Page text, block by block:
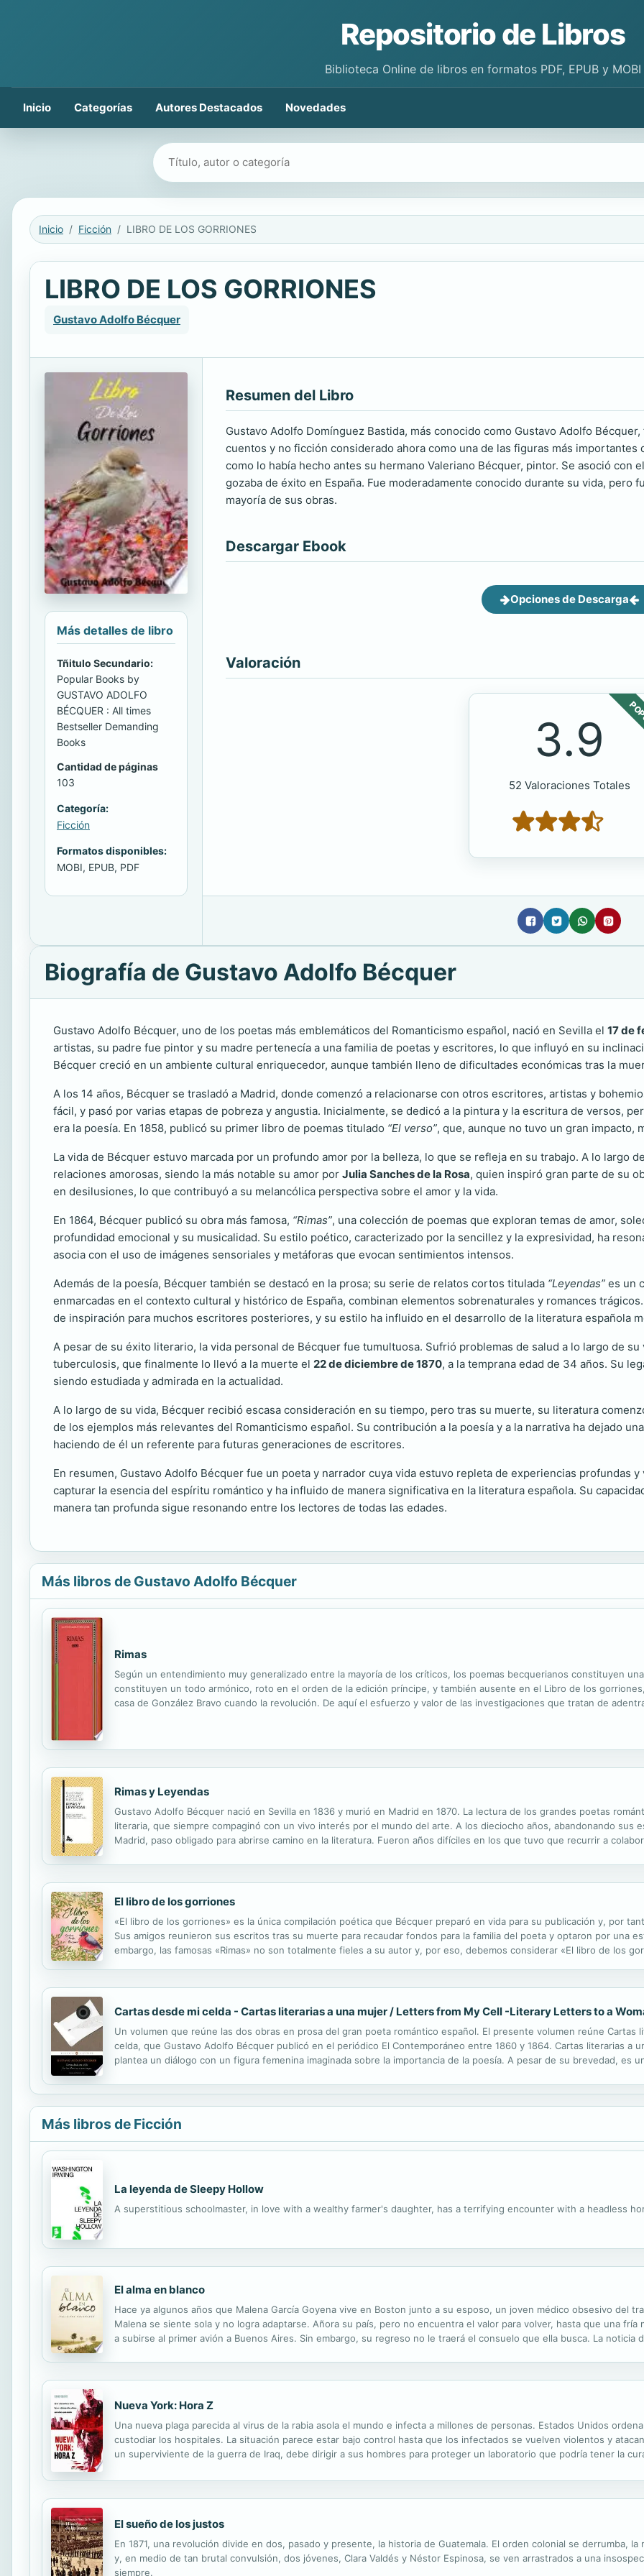
Repositorio de Libros
Biblioteca Online de libros en formatos PDF, EPUB y MOBI
Inicio Categorías Autores Destacados Novedades
Buscar libros
Inicio Ficción LIBRO DE LOS GORRIONES
LIBRO DE LOS GORRIONES
Gustavo Adolfo Bécquer
Más detalles de libro
Tñitulo Secundario:
Popular Books by
GUSTAVO ADOLFO
BÉCQUER : All times
Bestseller Demanding
Books
Cantidad de páginas
103
Categoría:
Ficción
Formatos disponibles:
MOBI, EPUB, PDF
Resumen del Libro
Gustavo Adolfo Domínguez Bastida, más conocido como Gustavo Adolfo
cuentos y no ficción considerado ahora como una de las figuras más
como lo había hecho antes su hermano Valeriano Bécquer, pintor. Se asoció
gozaba de éxito en España. Fue moderadamente conocido durante su vida, pero
mayoría de sus obras.
Descargar Ebook
Opciones de Descarga
Valoración
3.9
52 Valoraciones Totales
Biografía de Gustavo Adolfo Bécquer
Gustavo Adolfo Bécquer, uno de los poetas más emblemáticos del Romanticismo español, nació en Sevilla el 17 de
artistas, su padre fue pintor y su madre pertenecía a una familia de poetas y escritores, lo que influyó en su
Bécquer creció en un ambiente cultural enriquecedor, aunque también lleno de dificultades económicas tras la
A los 14 años, Bécquer se trasladó a Madrid, donde comenzó a relacionarse con otros escritores, artistas y
fácil, y pasó por varias etapas de pobreza y angustia. Inicialmente, se dedicó a la pintura y la escritura de versos,
era la poesía. En 1858, publicó su primer libro de poemas titulado “El verso”, que, aunque no tuvo un gran impacto,
La vida de Bécquer estuvo marcada por un profundo amor por la belleza, lo que se refleja en su trabajo. A lo largo
relaciones amorosas, siendo la más notable su amor por Julia Sanches de la Rosa, quien inspiró gran parte de su
en desilusiones, lo que contribuyó a su melancólica perspectiva sobre el amor y la vida.
En 1864, Bécquer publicó su obra más famosa, “Rimas”, una colección de poemas que exploran temas de amor,
profundidad emocional y su musicalidad. Su estilo poético, caracterizado por la sencillez y la expresividad, ha
asocia con el uso de imágenes sensoriales y metáforas que evocan sentimientos intensos.
Además de la poesía, Bécquer también se destacó en la prosa; su serie de relatos cortos titulada “Leyendas” es un
enmarcadas en el contexto cultural y histórico de España, combinan elementos sobrenaturales y romances
de inspiración para muchos escritores posteriores, y su estilo ha influido en el desarrollo de la literatura española
A pesar de su éxito literario, la vida personal de Bécquer fue tumultuosa. Sufrió problemas de salud a lo largo de
tuberculosis, que finalmente lo llevó a la muerte el 22 de diciembre de 1870, a la temprana edad de 34 años. Su
siendo estudiada y admirada en la actualidad.
A lo largo de su vida, Bécquer recibió escasa consideración en su tiempo, pero tras su muerte, su literatura
de los ejemplos más relevantes del Romanticismo español. Su contribución a la poesía y a la narrativa ha dejado
haciendo de él un referente para futuras generaciones de escritores.
En resumen, Gustavo Adolfo Bécquer fue un poeta y narrador cuya vida estuvo repleta de experiencias profundas
capturar la esencia del espíritu romántico y ha influido de manera significativa en la literatura española. Su
manera tan profunda sigue resonando entre los lectores de todas las edades.
Más libros de Gustavo Adolfo Bécquer
Rimas
Según un entendimiento muy generalizado entre la mayoría de los críticos, los poemas becquerianos constituyen
constituyen un todo armónico, roto en el orden de la edición príncipe, y también ausente en el Libro de los
casa de González Bravo cuando la revolución. De aquí el esfuerzo y valor de las investigaciones que tratan de
Rimas y Leyendas
Gustavo Adolfo Bécquer nació en Sevilla en 1836 y murió en Madrid en 1870. La lectura de los grandes poetas
literaria, que siempre compaginó con un vivo interés por el mundo del arte. A los dieciocho años, abandonando sus
Madrid, paso obligado para abrirse camino en la literatura. Fueron años difíciles en los que tuvo que recurrir a
El libro de los gorriones
«El libro de los gorriones» es la única compilación poética que Bécquer preparó en vida para su publicación y, por
Sus amigos reunieron sus escritos tras su muerte para recaudar fondos para la familia del poeta y optaron por una
embargo, las famosas «Rimas» no son totalmente fieles a su autor y, por eso, debemos considerar «El libro de los
Cartas desde mi celda - Cartas literarias a una mujer / Letters from My Cell -Literary Letters to a
Un volumen que reúne las dos obras en prosa del gran poeta romántico español. El presente volumen reúne Cartas
celda, que Gustavo Adolfo Bécquer publicó en el periódico El Contemporáneo entre 1860 y 1864. Cartas literarias a
plantea un diálogo con un figura femenina imaginada sobre la importancia de la poesía. A pesar de su brevedad, es
Más libros de Ficción
La leyenda de Sleepy Hollow
A superstitious schoolmaster, in love with a wealthy farmer's daughter, has a terrifying encounter with a headless
El alma en blanco
Hace ya algunos años que Malena García Goyena vive en Boston junto a su esposo, un joven médico obsesivo del
Malena se siente sola y no logra adaptarse. Añora su país, pero no encuentra el valor para volver, hasta que una fría
a subirse al primer avión a Buenos Aires. Sin embargo, su regreso no le traerá el consuelo que ella busca. La noticia
Nueva York: Hora Z
Una nueva plaga parecida al virus de la rabia asola el mundo e infecta a millones de personas. Estados Unidos
custodiar los hospitales. La situación parece estar bajo control hasta que los infectados se vuelven violentos y
un superviviente de la guerra de Iraq, debe dirigir a sus hombres para proteger un laboratorio que podría tener la
El sueño de los justos
En 1871, una revolución divide en dos, pasado y presente, la historia de Guatemala. El orden colonial se derrumba,
y, en medio de tan brutal convulsión, dos jóvenes, Clara Valdés y Néstor Espinosa, se ven arrastrados a una
siempre.